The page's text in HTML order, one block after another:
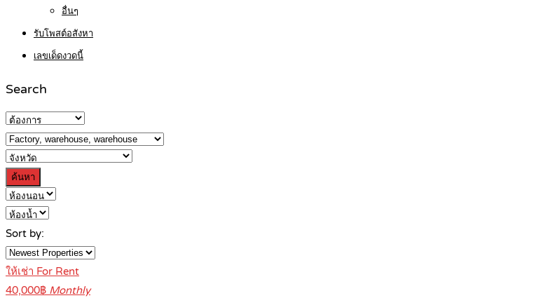
อื่นๆ
รับโพสต์อสังหา
เลขเด็ดงวดนี้
Search
ค้นหา
Sort by:
ให้เช่า For Rent
40,000฿ Monthly